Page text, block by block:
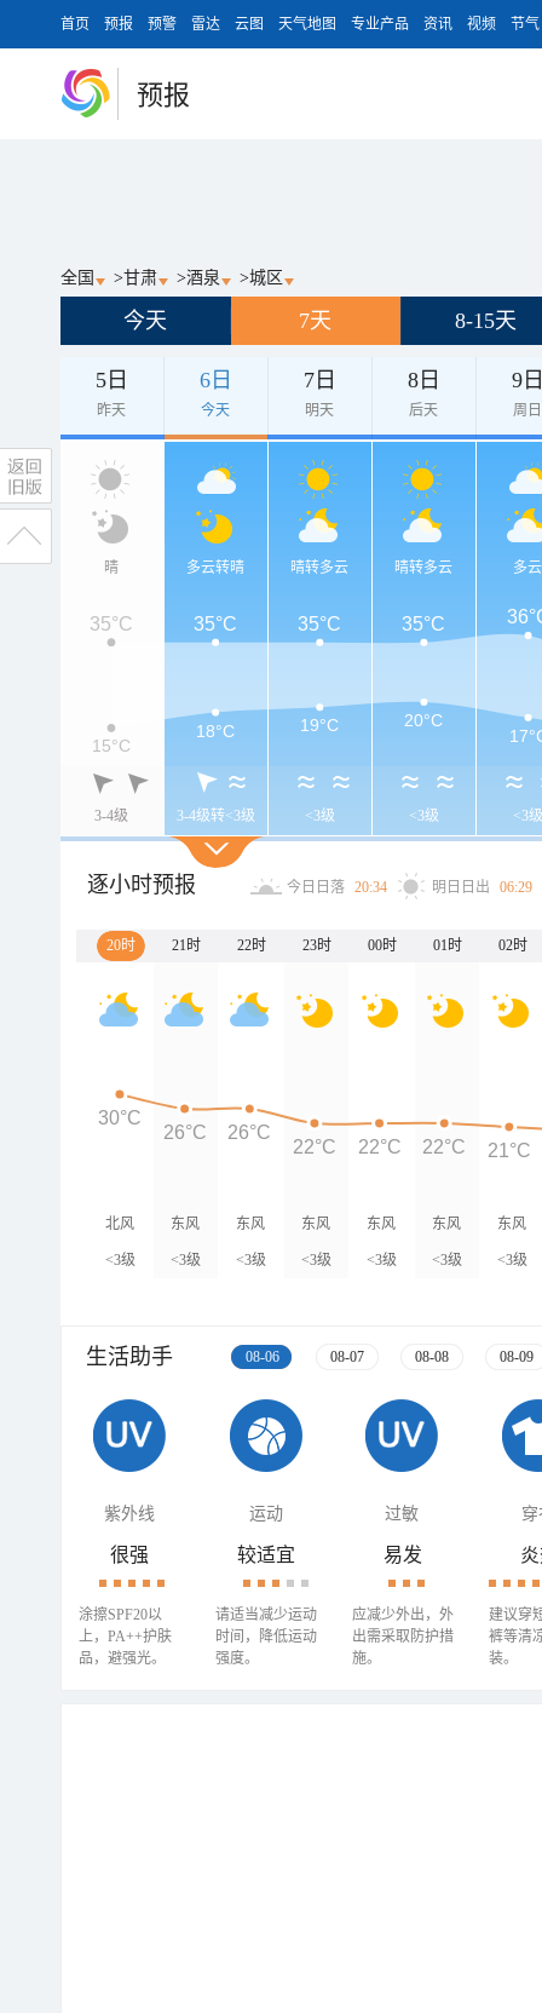
首页 预报 预警 雷达 云图 天气地图 专业产品 资讯 视频 节气
预报
全国 >甘肃 >酒泉 >城区
今天 7天 8-15天
5日
昨天
6日
今天
7日
明天
8日
后天
9
周日
晴
3-4级
多云转晴
3-4级转<3级
晴转多云
<3级
晴转多云
<3级
多云
<3级
35°C 35°C 35°C 35°C
15°C
18°C 19°C 20°C
逐小时预报 今日日落 20:34 明日日出 06:29
20时 21时 22时 23时 00时 01时 02时
北风
<3级
东风
<3级
东风
<3级
东风
<3级
东风
<3级
东风
<3级
东风
<3级
30°C
26°C 26°C
22°C 22°C 22°C 21°C
生活助手 08-06 08-07 08-08 08-09
紫外线 运动 过敏 穿
很强
涂擦SPF20以
上，PA++护肤
品，避强光。
较适宜
请适当减少运动
时间，降低运动
强度。
易发
应减少外出，外
出需采取防护措
施。
建议穿
裤等清
装。